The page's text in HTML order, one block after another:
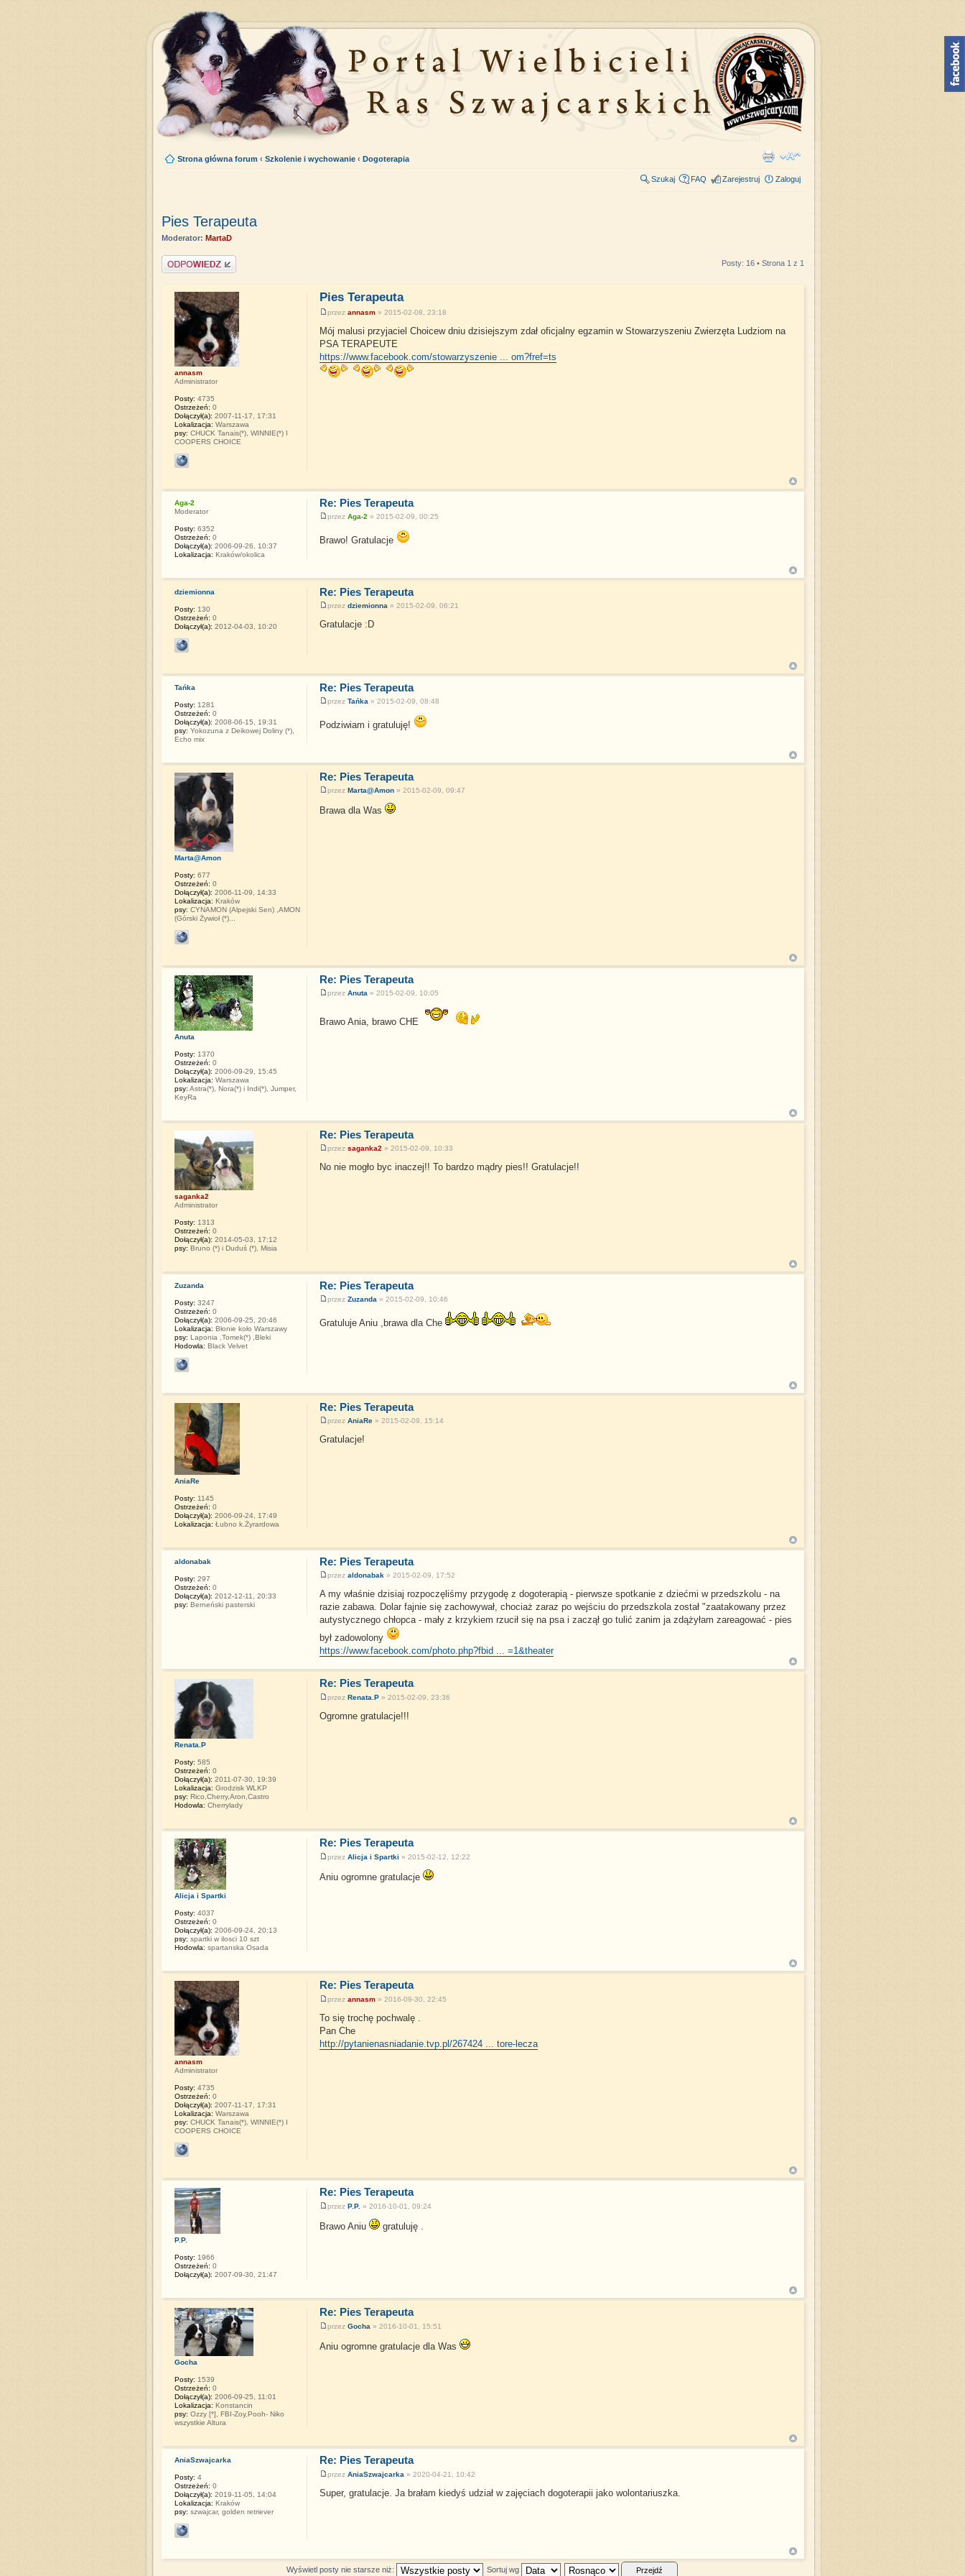
Strona główna forum ‹ Szkolenie i wychowanie ‹ Dogoterapia
Szukaj FAQ Zarejestruj Zaloguj
Pies Terapeuta
Moderator: MartaD
Napisz komentarz Posty: 16 • Strona 1 z 1
Pies Terapeuta
przez annasm» 2015-02-08, 23:18
Mój malusi przyjaciel Choicew dniu dzisiejszym zdał oficjalny egzamin w Stowarzyszeniu Zwierzęta Ludziom na
PSA TERAPEUTE
https://www.facebook.com/stowarzyszenie ... om?fref=ts
annasm
Administrator
Posty: 4735
Ostrzeżeń: 0
Dołączył(a): 2007-11-17, 17:31
Lokalizacja: Warszawa
psy: CHUCK Tanais(*), WINNIE(*) I
COOPERS CHOICE
Re: Pies Terapeuta
przez Aga-2 » 2015-02-09, 00:25
Brawo! Gratulacje
Aga-2
Moderator
Posty: 6352
Ostrzeżeń: 0
Dołączył(a): 2006-09-26, 10:37
Lokalizacja: Kraków/okolica
Re: Pies Terapeuta
przez dziemionna » 2015-02-09, 06:21
Gratulacje :D
dziemionna
Posty: 130
Ostrzeżeń: 0
Dołączył(a): 2012-04-03, 10:20
Re: Pies Terapeuta
przez Tańka » 2015-02-09, 08:48
Podziwiam i gratuluję!
Tańka
Posty: 1281
Ostrzeżeń: 0
Dołączył(a): 2008-06-15, 19:31
psy: Yokozuna z Deikowej Doliny (*),
Echo mix
Re: Pies Terapeuta
przez Marta@Amon» 2015-02-09, 09:47
Brawa dla Was
Marta@Amon
Posty: 677
Ostrzeżeń: 0
Dołączył(a): 2006-11-09, 14:33
Lokalizacja: Kraków
psy: CYNAMON (Alpejski Sen) ,AMON
(Górski Żywioł (*)...
Re: Pies Terapeuta
przez Anuta » 2015-02-09, 10:05
Brawo Ania, brawo CHE
Anuta
Posty: 1370
Ostrzeżeń: 0
Dołączył(a): 2006-09-29, 15:45
Lokalizacja: Warszawa
psy: Astra(*), Nora(*) i Indi(*), Jumper,
KeyRa
Re: Pies Terapeuta
przez saganka2 » 2015-02-09, 10:33
No nie mogło byc inaczej!! To bardzo mądry pies!! Gratulacje!!
saganka2
Administrator
Posty: 1313
Ostrzeżeń: 0
Dołączył(a): 2014-05-03, 17:12
psy: Bruno (*) i Duduś (*), Misia
Re: Pies Terapeuta
przez Zuzanda » 2015-02-09, 10:46
Gratuluje Aniu ,brawa dla Che
Zuzanda
Posty: 3247
Ostrzeżeń: 0
Dołączył(a): 2006-09-25, 20:46
Lokalizacja: Błonie koło Warszawy
psy: Laponia ,Tomek(*) ,Bleki
Hodowla: Black Velvet
Re: Pies Terapeuta
przez AniaRe» 2015-02-09, 15:14
Gratulacje!
AniaRe
Posty: 1145
Ostrzeżeń: 0
Dołączył(a): 2006-09-24, 17:49
Lokalizacja: Łubno k.Żyrardowa
Re: Pies Terapeuta
przez aldonabak» 2015-02-09, 17:52
A my właśnie dzisiaj rozpoczęliśmy przygodę z dogoterapią - pierwsze spotkanie z dziećmi w przedszkolu - na
razie zabawa. Dolar fajnie się zachowywał, chociaż zaraz po wejściu do przedszkola został "zaatakowany przez
autystycznego chłopca - mały z krzykiem rzucił się na psa i zaczął go tulić zanim ja zdążyłam zareagować - pies
był zadowolony
https://www.facebook.com/photo.php?fbid ... =1&theater
aldonabak
Posty: 297
Ostrzeżeń: 0
Dołączył(a): 2012-12-11, 20:33
psy: Berneński pasterski
Re: Pies Terapeuta
przez Renata.P» 2015-02-09, 23:36
Ogromne gratulacje!!!
Renata.P
Posty: 585
Ostrzeżeń: 0
Dołączył(a): 2011-07-30, 19:39
Lokalizacja: Grodzisk WLKP
psy: Rico,Cherry,Aron,Castro
Hodowla: Cherrylady
Re: Pies Terapeuta
przez Alicja i Spartki » 2015-02-12, 12:22
Aniu ogromne gratulacje
Alicja i Spartki
Posty: 4037
Ostrzeżeń: 0
Dołączył(a): 2006-09-24, 20:13
psy: spartki w ilosci 10 szt
Hodowla: spartanska Osada
Re: Pies Terapeuta
przez annasm» 2016-09-30, 22:45
To się trochę pochwalę .
Pan Che
http://pytanienasniadanie.tvp.pl/267424 ... tore-lecza
annasm
Administrator
Posty: 4735
Ostrzeżeń: 0
Dołączył(a): 2007-11-17, 17:31
Lokalizacja: Warszawa
psy: CHUCK Tanais(*), WINNIE(*) I
COOPERS CHOICE
Re: Pies Terapeuta
przez P.P. » 2016-10-01, 09:24
Brawo Aniu gratuluję .
P.P.
Posty: 1966
Ostrzeżeń: 0
Dołączył(a): 2007-09-30, 21:47
Re: Pies Terapeuta
przez Gocha » 2016-10-01, 15:51
Aniu ogromne gratulacje dla Was
Gocha
Posty: 1539
Ostrzeżeń: 0
Dołączył(a): 2006-09-25, 11:01
Lokalizacja: Konstancin
psy: Ozzy [*], FBI-Zoy,Pooh- Niko
wszystkie Altura
Re: Pies Terapeuta
przez AniaSzwajcarka » 2020-04-21, 10:42
Super, gratulacje. Ja brałam kiedyś udział w zajęciach dogoterapii jako wolontariuszka.
AniaSzwajcarka
Posty: 4
Ostrzeżeń: 0
Dołączył(a): 2019-11-05, 14:04
Lokalizacja: Kraków
psy: szwajcar, golden retriever
Wyświetl posty nie starsze niż: Sortuj wg